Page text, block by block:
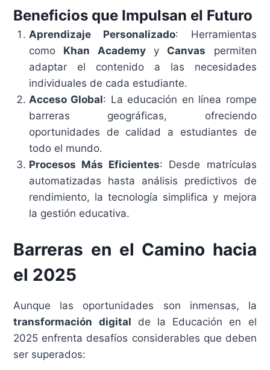
Beneficios que Impulsan el Futuro
Aprendizaje Personalizado: Herramientas
como Khan Academyy Canvas permiten
adaptar el contenido a las necesidades
individuales de cada estudiante.
Acceso Global: La educación en línea rompe
barreras geográficas, ofreciendo
oportunidades de calidad a estudiantes de
todo el mundo.
Procesos Más Eficientes: Desde matrículas
automatizadas hasta análisis predictivos de
rendimiento, la tecnología simplifica y mejora
la gestión educativa.
Barreras en el Camino hacia
el 2025
Aunque las oportunidades son inmensas, la
transformación digital de la Educación en el
2025 enfrenta desafíos considerables que deben
ser superados: